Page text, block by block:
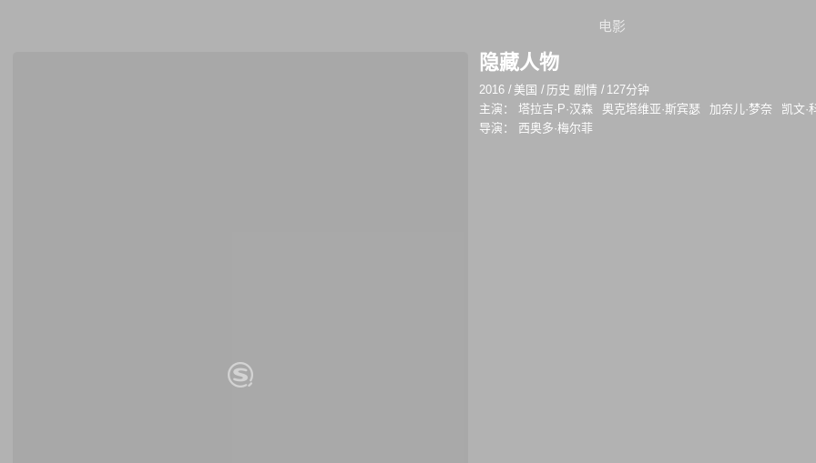
电影
隐藏人物
2016 / 美国 / 历史 剧情 / 127分钟
主演：
塔拉吉·P·汉森 奥克塔维亚·斯宾瑟 加奈儿·梦奈
凯文·
导演：
西奥多·梅尔菲